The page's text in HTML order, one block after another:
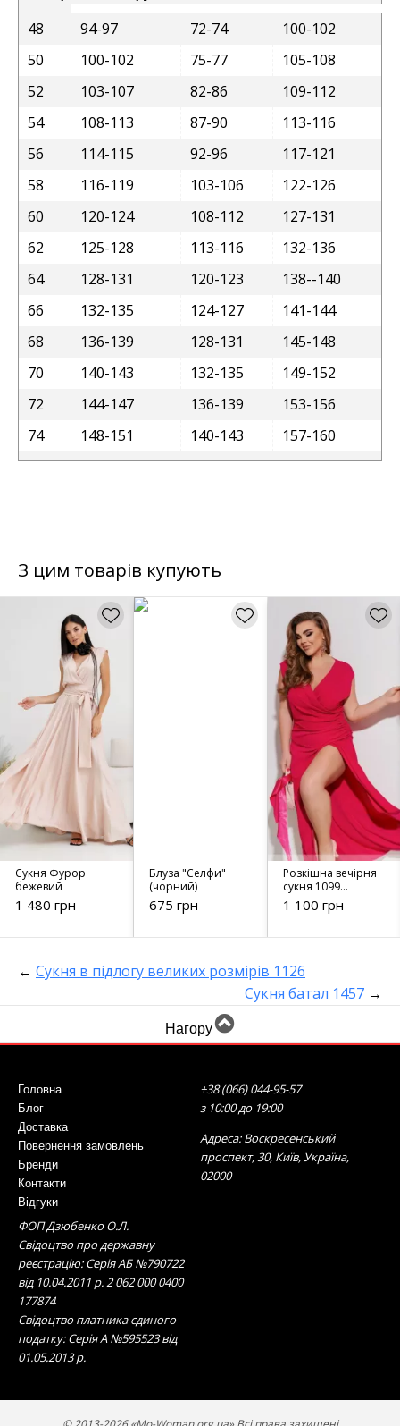
48
94-97 72-74
100-102
50
100-102 75-77
105-108
52
103-107 82-86
109-112
54
108-113 87-90
113-116
56
114-115 92-96
117-121
58
116-119 103-106
122-126
60
120-124 108-112
127-131
62
125-128 113-116
132-136
64
128-131 120-123
138--140
66
132-135 124-127
141-144
68
136-139 128-131
145-148
70
140-143 132-135
149-152
72
144-147 136-139
153-156
74
148-151 140-143 157-160
З цим товарів купують
Сукня Фурор
бежевий
1 480 грн
Блуза "Селфи"
(чорний)
675 грн
Розкішна вечірня
сукня 1099
малинова
1 100 грн
← Сукня в підлогу великих розмірів 1126
Сукня батал 1457 →
Нагору
Головна
Блог
Доставка
Повернення замовлень
Бренди
Контакти
Відгуки
+38 (066) 044-95-57
з 10:00 до 19:00
Адреса: Воскресенський
проспект, 30, Київ, Україна,
02000
ФОП Дзюбенко О.Л.
Свідоцтво про державну
реєстрацію: Серія АБ №790722
від 10.04.2011 р. 2 062 000 0400
177874
Свідоцтво платника єдиного
податку: Серія А №595523 від
01.05.2013 р.